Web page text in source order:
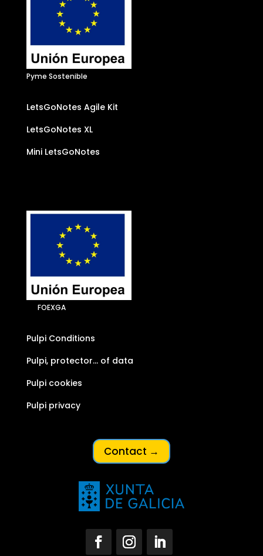
Pyme Sostenible
LetsGoNotes Agile Kit
LetsGoNotes XL
Mini LetsGoNotes
FOEXGA
Pulpi Conditions
Pulpi, protector… of data
Pulpi cookies
Pulpi privacy
Contact →